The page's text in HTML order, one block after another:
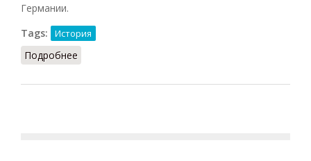
Германии.
Tags:
История
Подробнее